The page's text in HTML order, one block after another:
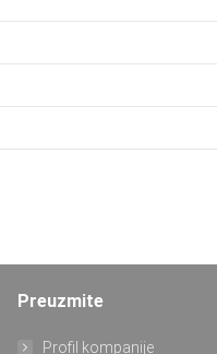
Preuzmite
Profil kompanije